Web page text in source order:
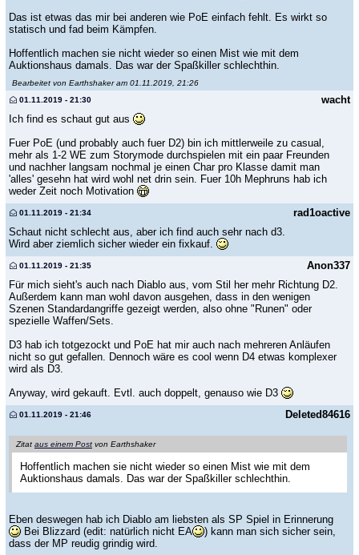
Das ist etwas das mir bei anderen wie PoE einfach fehlt. Es wirkt so
statisch und fad beim Kämpfen.
Hoffentlich machen sie nicht wieder so einen Mist wie mit dem
Auktionshaus damals. Das war der Spaßkiller schlechthin.
Bearbeitet von Earthshaker am 01.11.2019, 21:26
wacht
01.11.2019 - 21:30
Ich find es schaut gut aus
Fuer PoE (und probably auch fuer D2) bin ich mittlerweile zu casual,
mehr als 1-2 WE zum Storymode durchspielen mit ein paar Freunden
und nachher langsam nochmal je einen Char pro Klasse damit man
'alles' gesehn hat wird wohl net drin sein. Fuer 10h Mephruns hab ich
weder Zeit noch Motivation
rad1oactive
01.11.2019 - 21:34
Schaut nicht schlecht aus, aber ich find auch sehr nach d3.
Wird aber ziemlich sicher wieder ein fixkauf.
Anon337
01.11.2019 - 21:35
Für mich sieht's auch nach Diablo aus, vom Stil her mehr Richtung D2.
Außerdem kann man wohl davon ausgehen, dass in den wenigen
Szenen Standardangriffe gezeigt werden, also ohne "Runen" oder
spezielle Waffen/Sets.
D3 hab ich totgezockt und PoE hat mir auch nach mehreren Anläufen
nicht so gut gefallen. Dennoch wäre es cool wenn D4 etwas komplexer
wird als D3.
Anyway, wird gekauft. Evtl. auch doppelt, genauso wie D3
Deleted84616
01.11.2019 - 21:46
Zitat aus einem Post von Earthshaker
Hoffentlich machen sie nicht wieder so einen Mist wie mit dem
Auktionshaus damals. Das war der Spaßkiller schlechthin.
Eben deswegen hab ich Diablo am liebsten als SP Spiel in Erinnerung
Bei Blizzard (edit: natürlich nicht EA
) kann man sich sicher sein,
dass der MP reudig grindig wird.